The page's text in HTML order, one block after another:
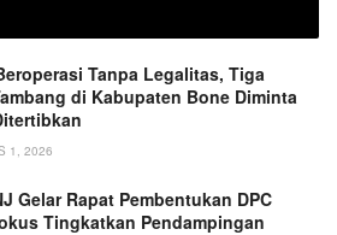
Tanpa Legalitas, Tiga
di Kabupaten Bone Diminta
1, 2026
Gelar Rapat Pembentukan DPC
Tingkatkan Pendampingan